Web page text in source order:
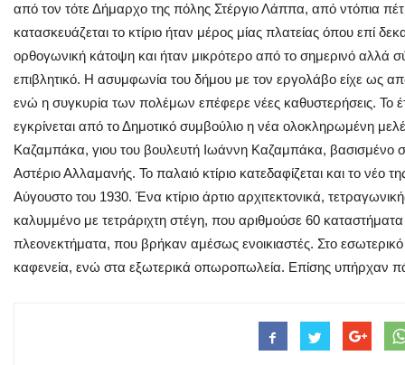
από τον τότε Δήμαρχο της πόλης Στέργιο Λάππα, από ντόπια
κατασκευάζεται το κτίριο ήταν μέρος μίας πλατείας όπου επί
ορθογωνική κάτοψη και ήταν μικρότερο από το σημερινό αλλά
επιβλητικό. Η ασυμφωνία του δήμου με τον εργολάβο είχε ως
ενώ η συγκυρία των πολέμων επέφερε νέες καθυστερήσεις. Το
εγκρίνεται από το Δημοτικό συμβούλιο η νέα ολοκληρωμένη
Καζαμπάκα, γιου του βουλευτή Ιωάννη Καζαμπάκα, βασισμένο
Αστέριο Αλλαμανής. Το παλαιό κτίριο κατεδαφίζεται και το νέο
Αύγουστο του 1930. Ένα κτίριο άρτιο αρχιτεκτονικά,
καλυμμένο με τετράριχτη στέγη, που αριθμούσε 60 καταστήματα
πλεονεκτήματα, που βρήκαν αμέσως ενοικιαστές. Στο
καφενεία, ενώ στα εξωτερικά οπωροπωλεία. Επίσης υπήρχαν